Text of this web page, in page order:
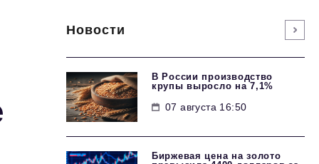
Новости
В России производство
крупы выросло на 7,1%
07 августа 16:50
Биржевая цена на золото